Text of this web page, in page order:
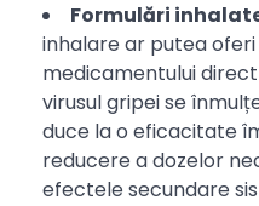
Formulări
inhalare ar putea
medicamentului
virusul gripei se
duce la o eficacitate
reducere a dozelor
efectele secundare